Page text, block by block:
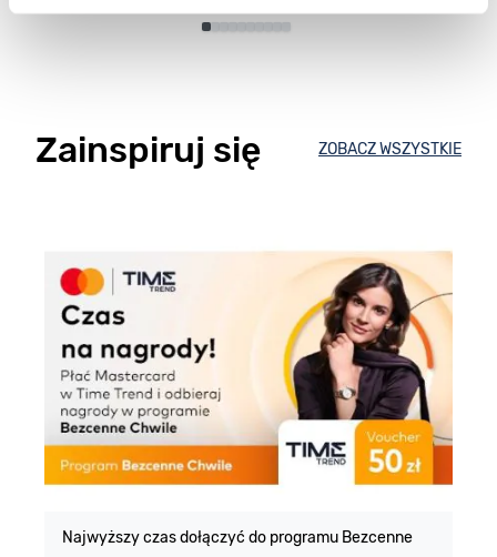
Zainspiruj się ZOBACZ WSZYSTKIE
Najwyższy czas dołączyć do programu Bezcenne